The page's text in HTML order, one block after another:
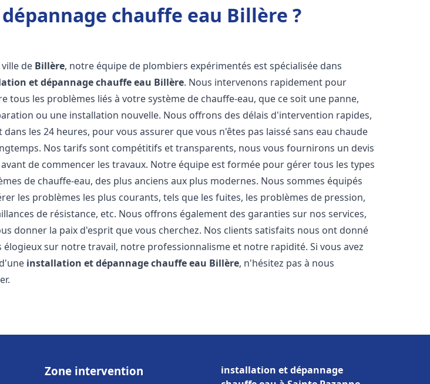
chauffe eau Billère ?
de Billère, notre équipe de plombiers expérimentés est spécialisée dans
et dépannage chauffe eau Billère. Nous intervenons rapidement pour
tous les problèmes liés à votre système de chauffe-eau, que ce soit une panne,
ou une installation nouvelle. Nous offrons des délais d'intervention rapides,
dans les 24 heures, pour vous assurer que vous n'êtes pas laissé sans eau chaude
Nos tarifs sont compétitifs et transparents, nous vous fournirons un devis
de commencer les travaux. Notre équipe est formée pour gérer tous les types
de chauffe-eau, des plus anciens aux plus modernes. Nous sommes équipés
les problèmes les plus courants, tels que les fuites, les problèmes de pression,
de résistance, etc. Nous offrons également des garanties sur nos services,
donner la paix d'esprit que vous cherchez. Nos clients satisfaits nous ont donné
élogieux sur notre travail, notre professionnalisme et notre rapidité. Si vous avez
installation et dépannage chauffe eau Billère, n'hésitez pas à nous
Zone intervention
installation et dépannage